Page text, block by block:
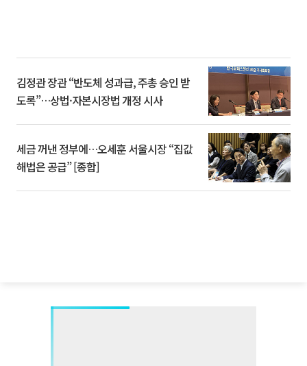
김정관 장관 “반도체 성과급, 주총 승인 받
도록”…상법·자본시장법 개정 시사
세금 꺼낸 정부에…오세훈 서울시장 “집값
해법은 공급” [종합]